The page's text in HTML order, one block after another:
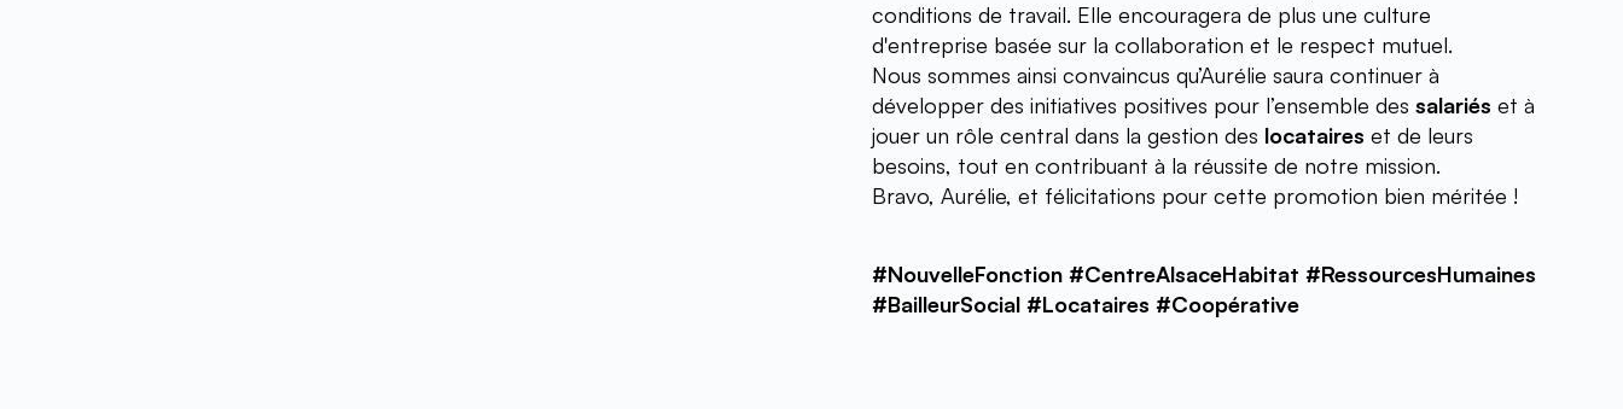
conditions de travail. Elle encouragera de plus une culture
d'entreprise basée sur la collaboration et le respect mutuel.
Nous sommes ainsi convaincus qu’Aurélie saura continuer à
développer des initiatives positives pour l’ensemble des salariés et à
jouer un rôle central dans la gestion des locataires et de leurs
besoins, tout en contribuant à la réussite de notre mission.
Bravo, Aurélie, et félicitations pour cette promotion bien méritée !
#NouvelleFonction #CentreAlsaceHabitat #RessourcesHumaines
#BailleurSocial #Locataires #Coopérative